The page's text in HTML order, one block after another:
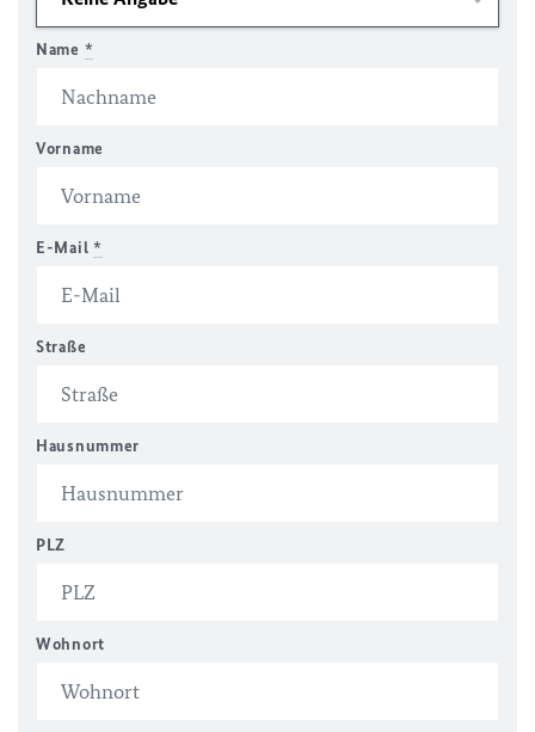
Name *
Vorname
E-Mail *
Straße
Hausnummer
PLZ
Wohnort